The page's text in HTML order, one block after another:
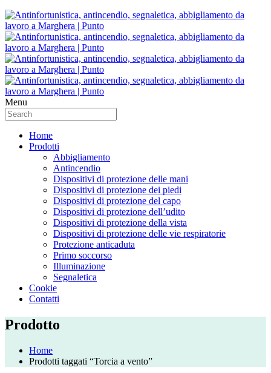
Menu
Home
Prodotti
Abbigliamento
Antincendio
Dispositivi di protezione delle mani
Dispositivi di protezione dei piedi
Dispositivi di protezione del capo
Dispositivi di protezione dell’udito
Dispositivi di protezione della vista
Dispositivi di protezione delle vie respiratorie
Protezione anticaduta
Primo soccorso
Illuminazione
Segnaletica
Cookie
Contatti
Prodotto
Home
Prodotti taggati “Torcia a vento”